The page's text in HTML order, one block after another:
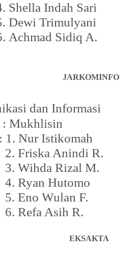
Shella Indah Sari
Dewi Trimulyani
Achmad Sidiq A.
JARKOMINFO
dan Informasi
Mukhlisin
Istikomah
Anindi R.
Rizal M.
Hutomo
F.
Asih R.
EKSAKTA